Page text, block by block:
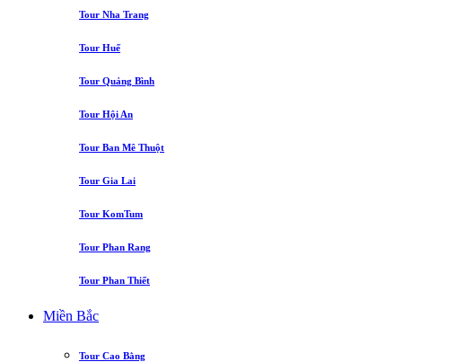
Tour Nha Trang
Tour Huế
Tour Quảng Bình
Tour Hội An
Tour Ban Mê Thuột
Tour Gia Lai
Tour KomTum
Tour Phan Rang
Tour Phan Thiết
Miền Bắc
Tour Cao Bằng